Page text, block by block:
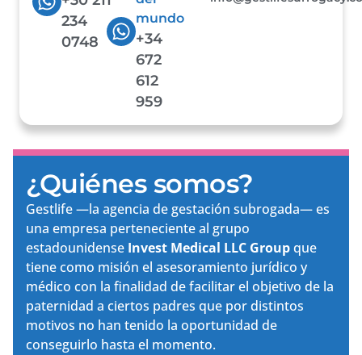
234
0748
mundo
+34
672
612
959
¿Quiénes somos?
Gestlife —la agencia de gestación subrogada— es
una empresa perteneciente al grupo
estadounidense Invest Medical LLC Groupque
tiene como misión el asesoramiento jurídico y
médico con la finalidad de facilitar el objetivo de la
paternidad a ciertos padres que por distintos
motivos no han tenido la oportunidad de
conseguirlo hasta el momento.